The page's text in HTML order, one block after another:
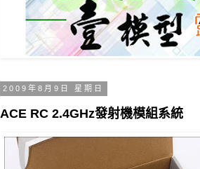
2009年8月9日 星期日
ACE RC 2.4GHz發射機模組系統